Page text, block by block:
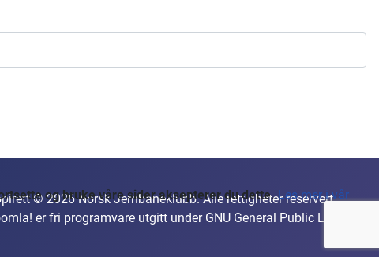
© 2026 Norsk Jernbaneklubb. Alle rettigheter reservert.
er fri programvare utgitt under GNU General Public License.
og bruke våre sider aksepterer du dette. Les mer i vår